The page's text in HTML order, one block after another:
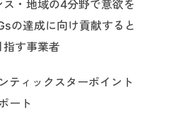
・地域の4分野で意欲を
の達成に向け貢献すると
指す事業者
ティックスターポイント
ート